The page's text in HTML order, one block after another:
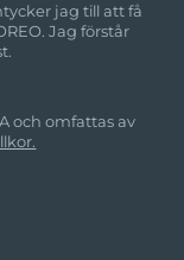
jag till att få
Jag förstår
och omfattas av